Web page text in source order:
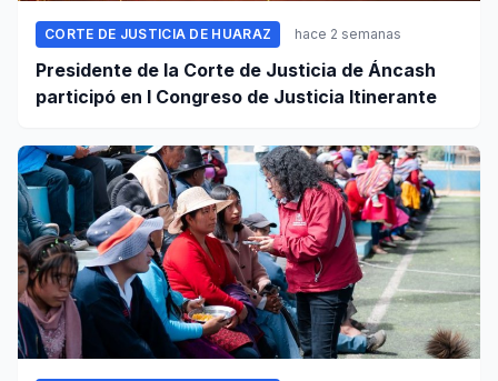
CORTE DE JUSTICIA DE HUARAZ hace 2 semanas
Presidente de la Corte de Justicia de Áncash
participó en I Congreso de Justicia Itinerante